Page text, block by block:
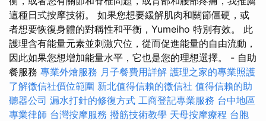
這種日式按摩技術。 如果您想要緩解肌肉和關節僵硬，或
者想要恢復身體的對稱性和平衡，Yumeiho 特別有效。 此
護理含有能量元素並刺激穴位，從而促進能量的自由流動，
因此如果您想增加能量水平，它也是您的理想選擇。 - 自助
餐服務 專業外燴服務 月子餐費用詳解 護理之家的專業照護
了解徵信社價位範圍 新北值得信賴的徵信社 值得信賴的助
聽器公司 漏水打針的修復方式 工商登記專業服務 台中地區
專業律師 台灣按摩服務 撥筋技術教學 天母按摩療程 台胞